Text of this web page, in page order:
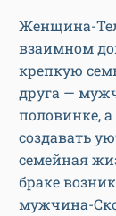
Женщина-
взаимном
крепкую
друга —
половинке,
создавать
семейная
браке
мужчина-